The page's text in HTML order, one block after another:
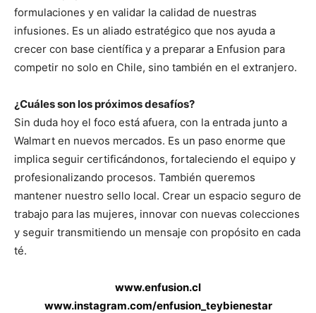
formulaciones y en validar la calidad de nuestras
infusiones. Es un aliado estratégico que nos ayuda a
crecer con base científica y a preparar a Enfusion para
competir no solo en Chile, sino también en el extranjero.
¿Cuáles son los próximos desafíos?
Sin duda hoy el foco está afuera, con la entrada junto a
Walmart en nuevos mercados. Es un paso enorme que
implica seguir certificándonos, fortaleciendo el equipo y
profesionalizando procesos. También queremos
mantener nuestro sello local. Crear un espacio seguro de
trabajo para las mujeres, innovar con nuevas colecciones
y seguir transmitiendo un mensaje con propósito en cada
té.
www.enfusion.cl
www.instagram.com/enfusion_teybienestar